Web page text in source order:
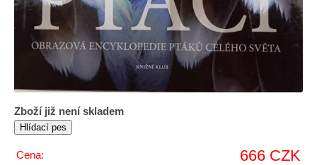
Zboží již není skladem
Cena: 666 CZK